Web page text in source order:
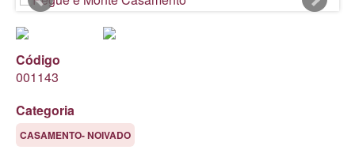
Código
001143
Categoria
CASAMENTO- NOIVADO